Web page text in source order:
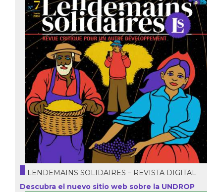
LENDEMAINS SOLIDAIRES – REVISTA DIGITAL
Descubra el nuevo sitio web sobre la UNDROP